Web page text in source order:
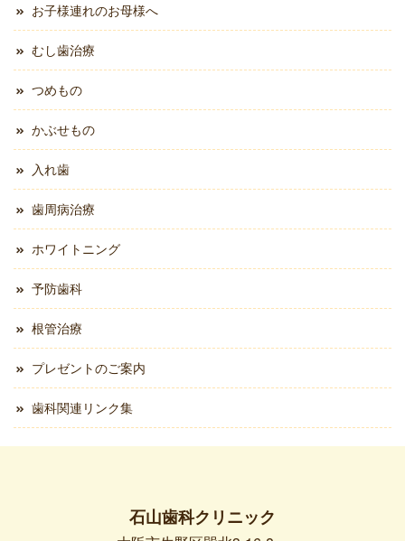
お子様連れのお母様へ
むし歯治療
つめもの
かぶせもの
入れ歯
歯周病治療
ホワイトニング
予防歯科
根管治療
プレゼントのご案内
歯科関連リンク集
石山歯科クリニック